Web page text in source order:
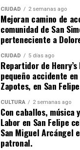
CIUDAD 2 semanas ago
Mejoran camino de
comunidad de San
perteneciente a
CIUDAD 5 días ago
Repartidor de
pequeño accidente
Zapotes, en San
CULTURA 2 semanas ago
Con caballos, música
Labor en San Felipe
San Miguel Arcángel
patronal.